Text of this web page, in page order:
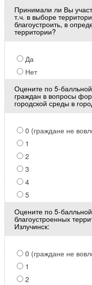
Принимали ли Вы
т.ч. в выборе
благоустроить, в
территории?
Да
Нет
Оцените по 5-
граждан в вопросы
городской среды в
0 (граждане не
1
2
3
4
5
Оцените по 5-
благоустроенных
Излучинск:
0 (граждане не
1
2